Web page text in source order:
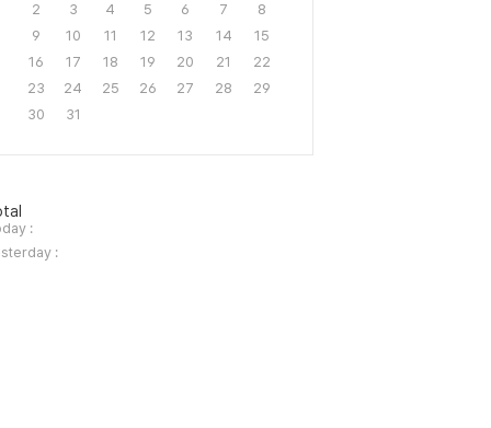
2
3 4 5 6 7
8
9
10 11 12 13 14
15
16
17 18 19 20 21
22
23
24 25 26 27 28
29
30
31
:
: